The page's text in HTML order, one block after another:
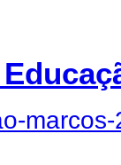
marcos-